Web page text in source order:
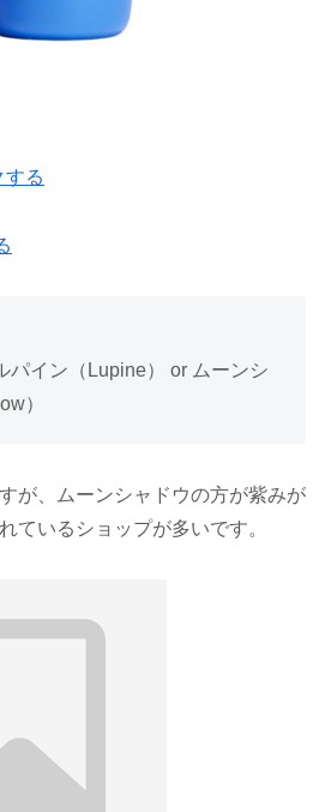
する
パイン（Lupine） or ムーンシ
）
が、ムーンシャドウの方が紫みが
ているショップが多いです。